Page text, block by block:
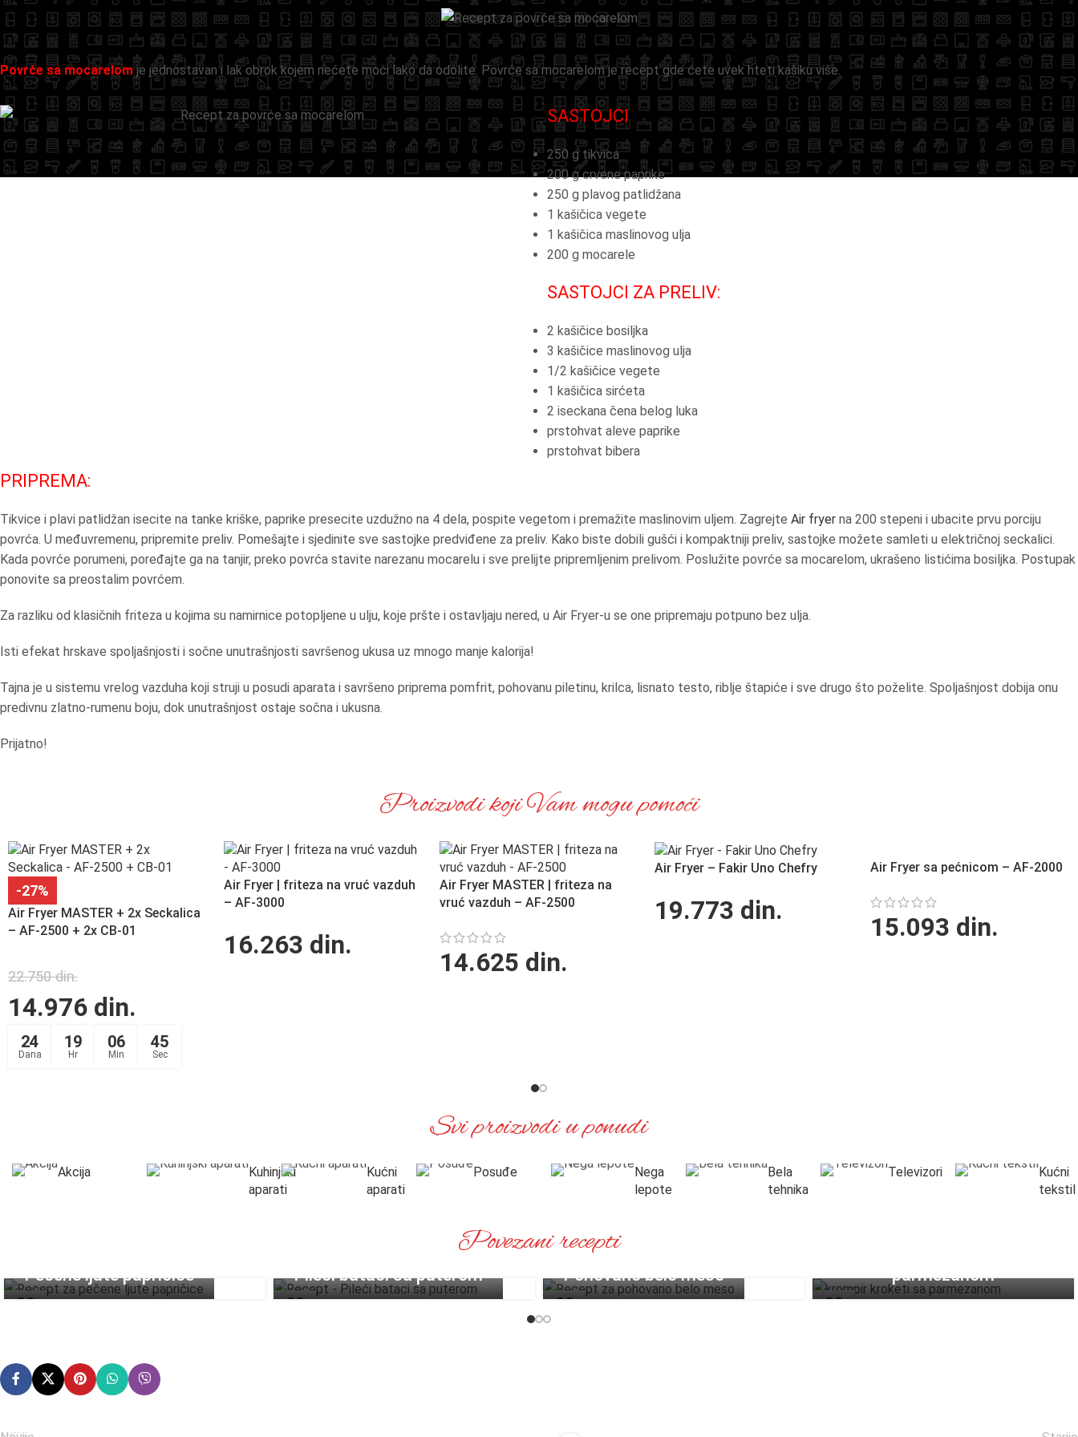
Povrće sa mocarelomje jednostavan i lak obrok kojem nećete moći lako da odolite. Povrće sa mocarelom je recept gde ćete uvek hteti kašiku više.
SASTOJCI
250 g tikvica
200 g crvene paprike
250 g plavog patlidžana
1 kašičica vegete
1 kašičica maslinovog ulja
200 g mocarele
SASTOJCI ZA PRELIV:
2 kašičice bosiljka
3 kašičice maslinovog ulja
1/2 kašičice vegete
1 kašičica sirćeta
2 iseckana čena belog luka
prstohvat aleve paprike
prstohvat bibera
PRIPREMA:
Tikvice i plavi patlidžan isecite na tanke kriške, paprike presecite uzdužno na 4 dela, pospite vegetom i premažite maslinovim uljem. Zagrejte Air fryer na 200 stepeni i ubacite prvu porciju
povrća. U međuvremenu, pripremite preliv. Pomešajte i sjedinite sve sastojke predviđene za preliv. Kako biste dobili gušći i kompaktniji preliv, sastojke možete samleti u električnoj seckalici.
Kada povrće porumeni, poređajte ga na tanjir, preko povrća stavite narezanu mocarelu i sve prelijte pripremljenim prelivom. Poslužite povrće sa mocarelom, ukrašeno listićima bosiljka. Postupak
ponovite sa preostalim povrćem.
Za razliku od klasičnih friteza u kojima su namirnice potopljene u ulju, koje pršte i ostavljaju nered, u Air Fryer-u se one pripremaju potpuno bez ulja.
Isti efekat hrskave spoljašnjosti i sočne unutrašnjosti savršenog ukusa uz mnogo manje kalorija!
Tajna je u sistemu vrelog vazduha koji struji u posudi aparata i savršeno priprema pomfrit, pohovanu piletinu, krilca, lisnato testo, riblje štapiće i sve drugo što poželite. Spoljašnjost dobija onu
predivnu zlatno-rumenu boju, dok unutrašnjost ostaje sočna i ukusna.
Prijatno!
Proizvodi koji Vam mogu pomoći
-27%
Air Fryer MASTER + 2x Seckalica
– AF-2500 + 2x CB-01
22.750din.
14.976 din.
24
Dana
19
Hr
06
Min
44
Sec
Air Fryer | friteza na vruć vazduh
– AF-3000
16.263 din.
Air Fryer MASTER | friteza na
vruć vazduh – AF-2500
14.625 din.
Air Fryer – Fakir Uno Chefry
19.773 din.
Air Fryer sa pećnicom – AF-2000
15.093 din.
Svi proizvodi u ponudi
Akcija
Kuhinjski
aparati
Kućni
aparati
Posuđe
Nega
lepote
Bela
tehnika
Televizori
Kućni
tekstil
Povezani recepti
29
Pečene ljute papričice
29
Pileći bataci sa puterom
29
Pohovano belo meso
29
parmezanom